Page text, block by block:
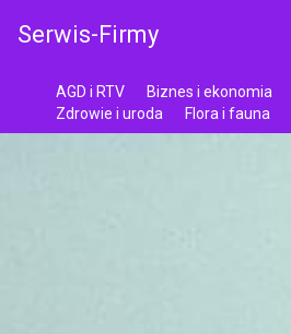
Serwis-Firmy
AGD i RTV Biznes i ekonomia
Zdrowie i uroda
Flora i fauna